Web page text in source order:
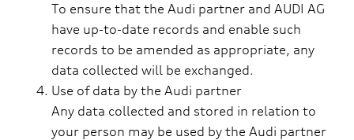
To ensure that the Audi partner and AUDI AG
have up-to-date records and enable such
records to be amended as appropriate, any
data collected will be exchanged.
Use of data by the Audi partner
Any data collected and stored in relation to
your person may be used by the Audi partner